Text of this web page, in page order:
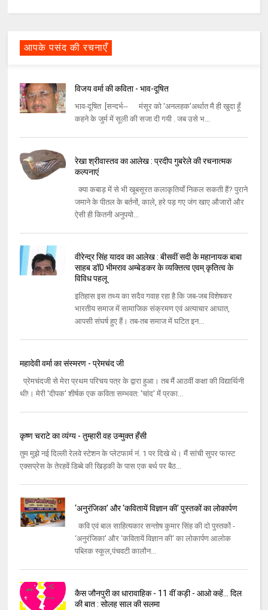
आपके पसंद की रचनाएँ
विजय वर्मा की कविता - भाव-दूषित
भाव-दूषित [सन्दर्भ-- मंसूर को 'अनलहक'अर्थात मै ही खुदा हूँ
कहने के जुर्म में सूली की सजा दी गयी . जब उसे भ...
रेखा श्रीवास्तव का आलेख : प्रदीप गुबरेले की रचनात्‍मक
कल्‍पनाएं
क्या कबाड़ में से भी खूबसूरत कलाकृतियाँ निकल सकती हैं? पुराने
जमाने के पीतल के बर्तनों, काले, हरे पड़ गए जंग खाए औजारों और
ऐसी ही कितनी अनुपयो...
वीरेन्‍द्र सिंह यादव का आलेख : बीसवीं सदी के महानायक बाबा
साहब डॉ0 भीमराव अम्‍बेडकर के व्‍यक्‍तित्‍व एवम्‌ कृतित्‍व के
विविध पहलू
इतिहास इस तथ्‍य का सदैव गवाह रहा है कि जब-जब विशेषकर
भारतीय समाज में सामाजिक संक्रमण एवं अत्‍याचार आघात,
आपसी संघर्ष हुए हैं। तब-तब समाज में घटित इन...
महादेवी वर्मा का संस्मरण - प्रेमचंद जी
प्रेमचंदजी से मेरा प्रथम परिचय पत्र के द्वारा हुआ। तब मैं आठवीं कक्षा की विद्यार्थिनी
थी!। मेरी 'दीपक' शीर्षक एक कविता सम्भवत: 'चांद' में प्रका...
कृष्ण चराटे का व्यंग्य - तुम्हारी वह उन्मुक्त हँसी
तुम मुझे नई दिल्‍ली रेलवे स्‍टेशन के प्‍लेटफार्म नं. 1 पर दिखे थे। मैं सांची सुपर फास्‍ट
एक्‍सप्रेस के तेरहवें डिब्‍बे की खिड़की के पास एक बर्थ पर बैठ...
‘अनुरंजिका' और ‘कवितायें विज्ञान की' पुस्‍तकों का लोकार्पण
कवि एवं बाल साहित्‍यकार सन्‍तोष कुमार सिंह की दो पुस्‍तकों -
‘अनुरंजिका' और ‘कवितायें विज्ञान की' का लोकार्पण आलोक
पब्‍लिक स्‍कूल,पंचवटी कालौन...
कैस जौनपुरी का धारावाहिक - 11 वीं कड़ी - आओ कहें... दिल
की बात : सोलह साल की सलमा